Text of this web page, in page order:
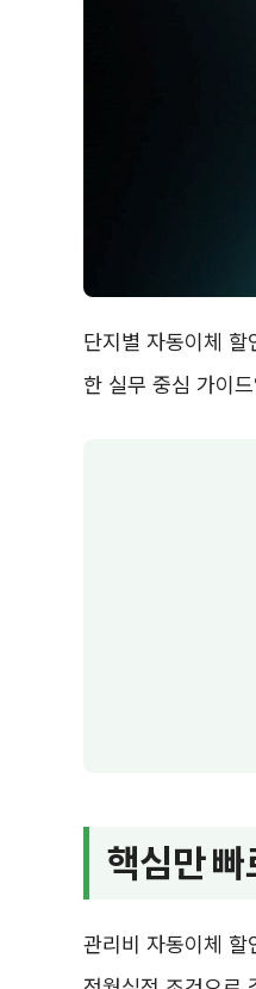
단지별 자동이체 할
한 실무 중심 가이
핵심만 빠
관리비 자동이체 할